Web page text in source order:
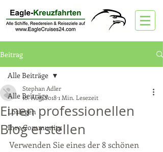
Beitrag
Alle Beiträge
Loslegen
Ihre Community
Alle Beiträge
Einen professionellen
Blog erstellen
Stephan Adler
16. Aug. 20181 Min. Lesezeit
Verwenden Sie eines der 8 schönen